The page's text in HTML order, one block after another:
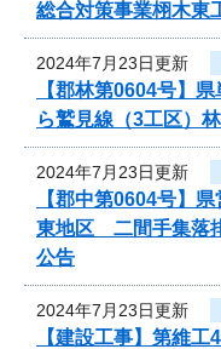
総合対策事業栩木東
2024年7月23日更新
【郡林第0604号】
ら鷲見線（3工区）
2024年7月23日更新
【郡中第0604号】
東地区 二間手集落
公告
2024年7月23日更新
【建設工事】第維